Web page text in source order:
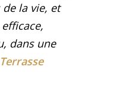
la vie, et
dans une